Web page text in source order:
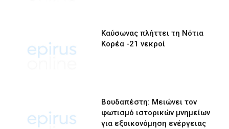
Καύσωνας πλήττει τη Νότια
Κορέα -21 νεκροί
Βουδαπέστη: Μειώνει τον
φωτισμό ιστορικών μνημείων
για εξοικονόμηση ενέργειας